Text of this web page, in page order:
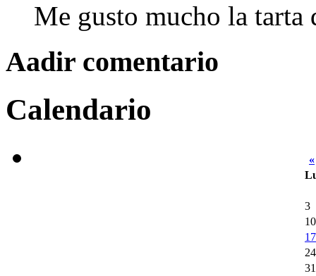
Me gusto mucho la tarta
Aadir comentario
Calendario
«
3
10
17
24
31